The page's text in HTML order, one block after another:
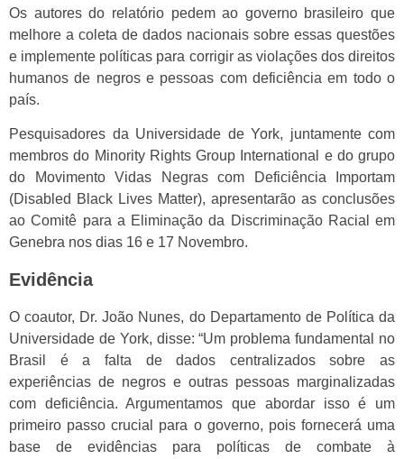
Os autores do relatório pedem ao governo brasileiro que
melhore a coleta de dados nacionais sobre essas questões
e implemente políticas para corrigir as violações dos direitos
humanos de negros e pessoas com deficiência em todo o
país.
Pesquisadores da Universidade de York, juntamente com
membros do Minority Rights Group International e do grupo
do Movimento Vidas Negras com Deficiência Importam
(Disabled Black Lives Matter), apresentarão as conclusões
ao Comitê para a Eliminação da Discriminação Racial em
Genebra nos dias 16 e 17 Novembro.
Evidência
O coautor, Dr. João Nunes, do Departamento de Política da
Universidade de York, disse: “Um problema fundamental no
Brasil é a falta de dados centralizados sobre as
experiências de negros e outras pessoas marginalizadas
com deficiência. Argumentamos que abordar isso é um
primeiro passo crucial para o governo, pois fornecerá uma
base de evidências para políticas de combate à